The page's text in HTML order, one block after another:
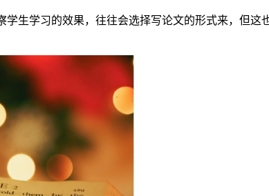
生学习的效果，往往会选择写论文的形式来，但